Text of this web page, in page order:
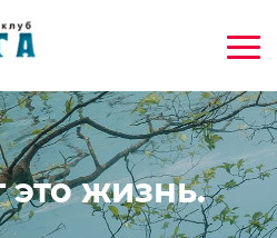
это жизнь.